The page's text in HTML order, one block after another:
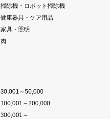
掃除機・ロボット掃除機
健康器具・ケア用品
家具・照明
肉
30,001～50,000
100,001～200,000
300,001～